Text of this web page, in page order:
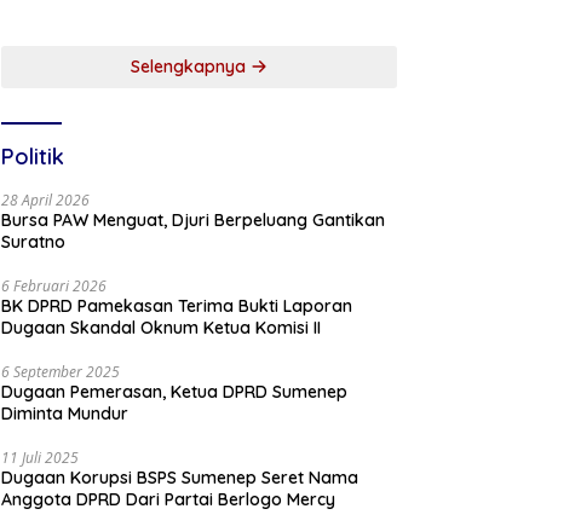
Selengkapnya
Politik
28 April 2026
Bursa PAW Menguat, Djuri Berpeluang Gantikan
Suratno
6 Februari 2026
BK DPRD Pamekasan Terima Bukti Laporan
Dugaan Skandal Oknum Ketua Komisi II
6 September 2025
Dugaan Pemerasan, Ketua DPRD Sumenep
Diminta Mundur
11 Juli 2025
Dugaan Korupsi BSPS Sumenep Seret Nama
Anggota DPRD Dari Partai Berlogo Mercy